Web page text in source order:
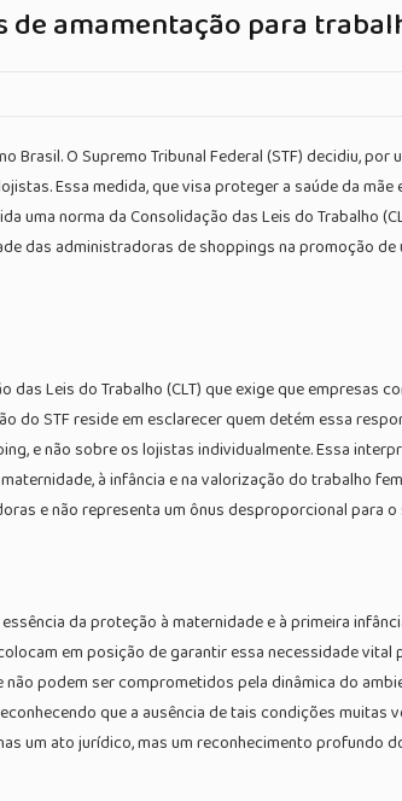
de amamentação para
O Supremo Tribunal Federal (STF) decidiu,
Essa medida, que visa proteger a saúde da
norma da Consolidação das Leis do Trabalho
das administradoras de shoppings na promoção de
das Leis do Trabalho (CLT) que exige que empresas
STF reside em esclarecer quem detém essa
e não sobre os lojistas individualmente. Essa
à infância e na valorização do trabalho
e não representa um ônus desproporcional para o
da proteção à maternidade e à primeira
em posição de garantir essa necessidade vital
podem ser comprometidos pela dinâmica do
que a ausência de tais condições muitas
um ato jurídico, mas um reconhecimento profundo